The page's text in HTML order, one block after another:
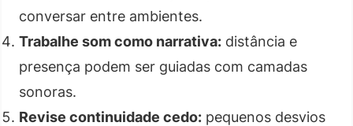
conversar entre ambientes.
Trabalhe som como narrativa: distância e
presença podem ser guiadas com camadas
sonoras.
Revise continuidade cedo: pequenos desvios